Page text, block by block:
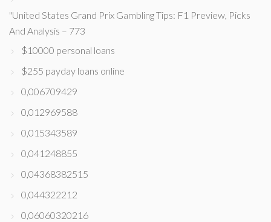
"United States Grand Prix Gambling Tips: F1 Preview, Picks
And Analysis – 773
$10000 personal loans
$255 payday loans online
0,006709429
0,012969588
0,015343589
0,041248855
0,04368382515
0,044322212
0,06060320216